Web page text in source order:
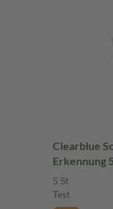
Clearblue
Erkennung
5 St
Test